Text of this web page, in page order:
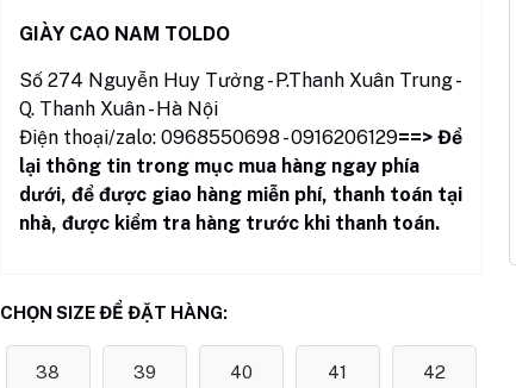
GIÀY CAO NAM TOLDO
Số 274 Nguyễn Huy Tưởng - P.Thanh Xuân Trung -
Q. Thanh Xuân - Hà Nội
Điện thoại/zalo: 0968550698 - 0916206129==> Để
lại thông tin trong mục mua hàng ngay phía
dưới, để được giao hàng miễn phí, thanh toán tại
nhà, được kiểm tra hàng trước khi thanh toán.
CHỌN SIZE ĐỂ ĐẶT HÀNG:
38 39 40 41 42